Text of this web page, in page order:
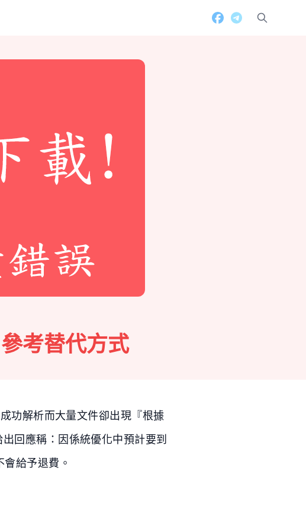
考替代方式
功解析而大量文件卻出現『根據
回應稱：因係統優化中預計要到
給予退費。